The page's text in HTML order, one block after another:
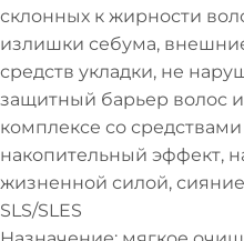
склонных к жирности
излишки себума,
средств укладки, не
защитный барьер волос
комплексе со
накопительный эффект,
жизненной силой,
SLS/SLES